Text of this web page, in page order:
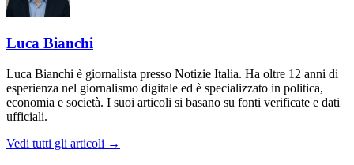
Luca Bianchi
Luca Bianchi è giornalista presso Notizie Italia. Ha oltre 12 anni di
esperienza nel giornalismo digitale ed è specializzato in politica,
economia e società. I suoi articoli si basano su fonti verificate e dati
ufficiali.
Vedi tutti gli articoli →